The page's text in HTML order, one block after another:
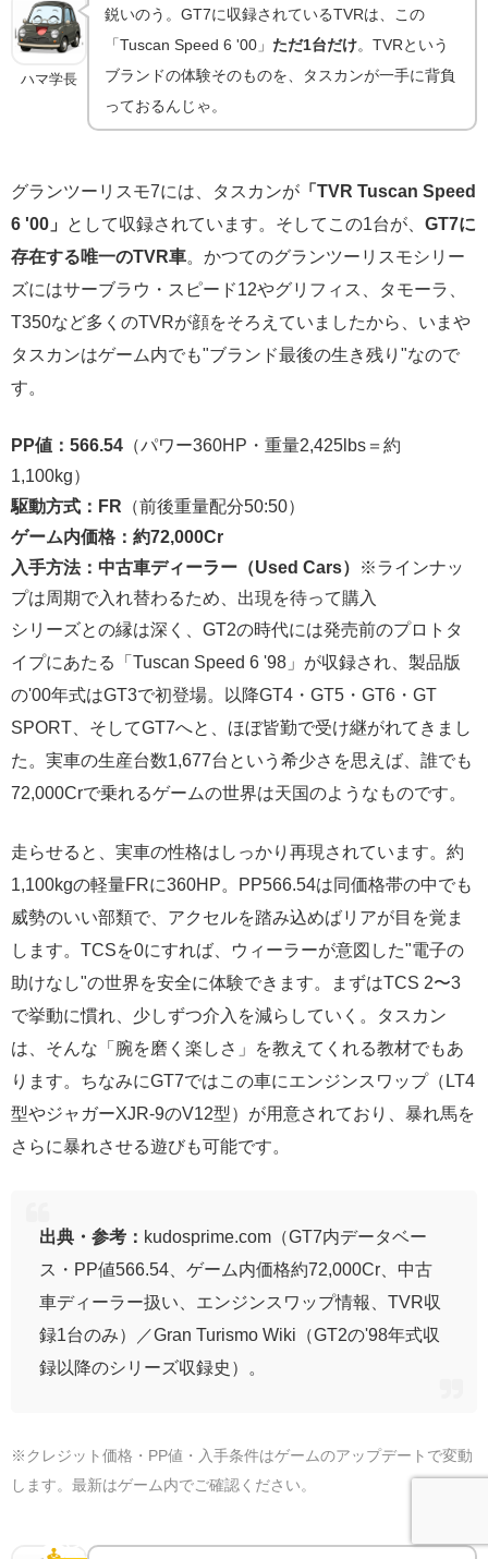
ハマ学長
鋭いのう。GT7に収録されているTVRは、この
「Tuscan Speed 6 '00」 ただ1台だけ。TVRという
ブランドの体験そのものを、タスカンが一手に背負
っておるんじゃ。
グランツーリスモ7には、タスカンが 「TVR Tuscan Speed
6 '00」
として収録されています。そしてこの1台が、 GT7に
存在する唯一のTVR車。かつてのグランツーリスモシリー
ズにはサーブラウ・スピード12やグリフィス、タモーラ、
T350など多くのTVRが顔をそろえていましたから、いまや
タスカンはゲーム内でも"ブランド最後の生き残り"なので
す。
PP値：566.54 （パワー360HP・重量2,425lbs＝約
1,100kg）
駆動方式：FR （前後重量配分50:50）
ゲーム内価格：約72,000Cr
入手方法：中古車ディーラー（Used Cars）
※ラインナッ
プは周期で入れ替わるため、出現を待って購入
シリーズとの縁は深く、GT2の時代には発売前のプロトタ
イプにあたる「Tuscan Speed 6 '98」が収録され、製品版
の'00年式はGT3で初登場。以降GT4・GT5・GT6・GT
SPORT、そしてGT7へと、ほぼ皆勤で受け継がれてきまし
た。実車の生産台数1,677台という希少さを思えば、誰でも
72,000Crで乗れるゲームの世界は天国のようなものです。
走らせると、実車の性格はしっかり再現されています。約
1,100kgの軽量FRに360HP。PP566.54は同価格帯の中でも
威勢のいい部類で、アクセルを踏み込めばリアが目を覚ま
します。TCSを0にすれば、ウィーラーが意図した"電子の
助けなし"の世界を安全に体験できます。まずはTCS 2〜3
で挙動に慣れ、少しずつ介入を減らしていく。タスカン
は、そんな「腕を磨く楽しさ」を教えてくれる教材でもあ
ります。ちなみにGT7ではこの車にエンジンスワップ（LT4
型やジャガーXJR-9のV12型）が用意されており、暴れ馬を
さらに暴れさせる遊びも可能です。
出典・参考： kudosprime.com（GT7内データベー
ス・PP値566.54、ゲーム内価格約72,000Cr、中古
車ディーラー扱い、エンジンスワップ情報、TVR収
録1台のみ）／Gran Turismo Wiki（GT2の'98年式収
録以降のシリーズ収録史）。
※クレジット価格・PP値・入手条件はゲームのアップデートで変動
します。最新はゲーム内でご確認ください。
🕹️ ハンコン
ハンコンで乗るともっと気持ちいい｜機材ガイド